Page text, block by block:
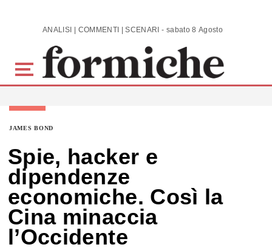
Skip to main content ANALISI | COMMENTI | SCENARI - sabato 8 Agosto 2026
JAMES BOND
Spie, hacker e
dipendenze
economiche. Così la
Cina minaccia
l’Occidente